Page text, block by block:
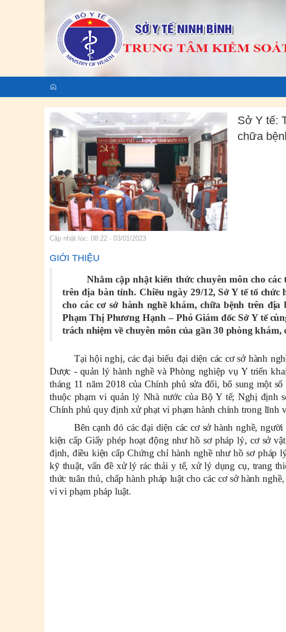
Cập nhật lúc: 08:22 - 03/01/2023
Sở Y tế:
chữa
GIỚI THIỆU
Nhằm cập nhật kiến thức chuyên môn cho
trên địa bàn tỉnh. Chiều ngày29/12, Sở Y tế tổ
cho các cơ sở hành nghề khám, chữa bệnh trên
Phạm Thị Phương Hạnh – Phó Giám đốc Sở Y tế
trách nhiệm về chuyên môn của gần 30 phòng
Tại hội nghị, các đại biểu đại diện các cơ sở hành
Dược - quản lý hành nghề và Phòng nghiệp vụ Y triển
tháng 11 năm 2018 của Chính phủ sửa đổi, bổ sung một
thuộc phạm vi quản lý Nhà nước của Bộ Y tế; Nghị định
Chính phủ quy định xử phạt vi phạm hành chính trong lĩnh
Bên cạnh đó các đại diện các cơ sở hành nghề,
kiện cấp Giấy phép hoạt động như hồ sơ pháp lý, cơ sở
định, điều kiện cấp Chứng chỉ hành nghề như hồ sơ pháp
kỹ thuật, vấn đề xử lý rác thải y tế, xử lý dụng cụ, trang
thức tuân thủ, chấp hành pháp luật cho các cơ sở hành
vi vi phạm pháp luật.